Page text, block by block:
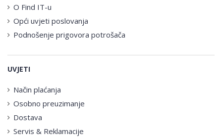
O Find IT-u
Opći uvjeti poslovanja
Podnošenje prigovora potrošača
UVJETI
Način plaćanja
Osobno preuzimanje
Dostava
Servis & Reklamacije